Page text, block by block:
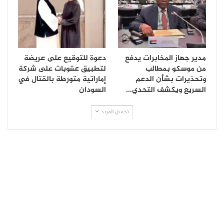
مدير جهاز المخابرات يدفع
من موسكو بمطالب
وتحذيرات بشأن الدعم
السريع ويكشف التحدي…
دعوة للتوقيع على عريضة
لتطبيق عقوبات على شركة
إماراتية متورطة بالقتال في
السودان
تحميل المزيد